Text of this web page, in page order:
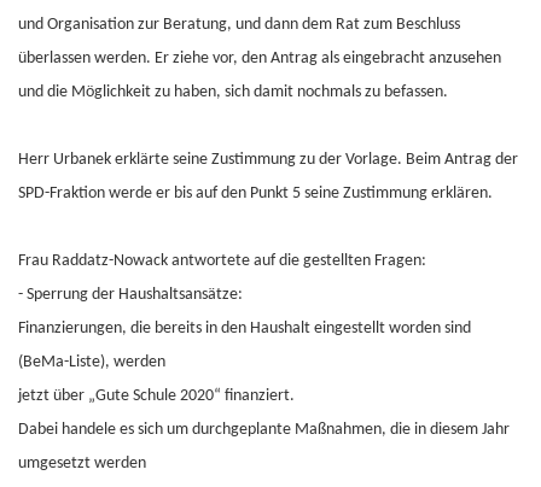
und Organisation zur Beratung, und dann dem Rat zum Beschluss
überlassen werden. Er ziehe vor, den Antrag als eingebracht anzusehen
und die Möglichkeit zu haben, sich damit nochmals zu befassen.
Herr Urbanek erklärte seine Zustimmung zu der Vorlage. Beim Antrag der
SPD-Fraktion werde er bis auf den Punkt 5 seine Zustimmung erklären.
Frau Raddatz-Nowack antwortete auf die gestellten Fragen:
- Sperrung der Haushaltsansätze:
Finanzierungen, die bereits in den Haushalt eingestellt worden sind
(BeMa-Liste), werden
jetzt über „Gute Schule 2020“ finanziert.
Dabei handele es sich um durchgeplante Maßnahmen, die in diesem Jahr
umgesetzt werden